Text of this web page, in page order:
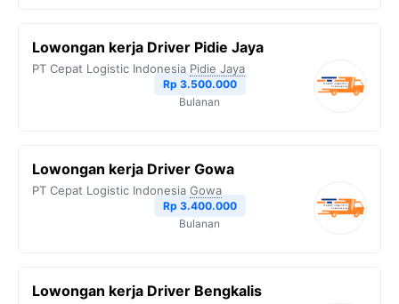
Lowongan kerja Driver Pidie Jaya
PT Cepat Logistic Indonesia Pidie Jaya
Rp 3.500.000
Bulanan
Lowongan kerja Driver Gowa
PT Cepat Logistic Indonesia Gowa
Rp 3.400.000
Bulanan
Lowongan kerja Driver Bengkalis